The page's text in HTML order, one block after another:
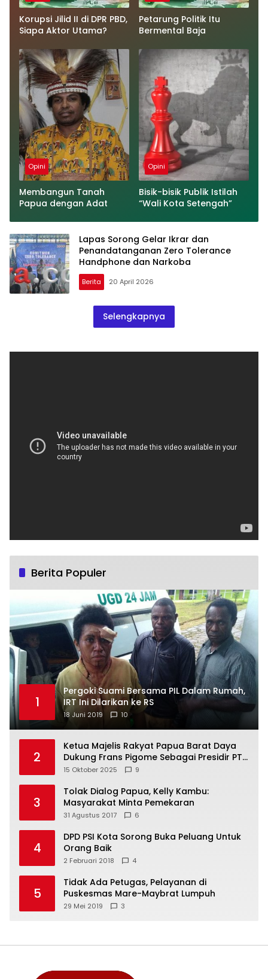
Korupsi Jilid II di DPR PBD,
Siapa Aktor Utama?
Petarung Politik Itu
Bermental Baja
Opini
Membangun Tanah
Papua dengan Adat
Opini
Bisik-bisik Publik Istilah
“Wali Kota Setengah”
Lapas Sorong Gelar Ikrar dan
Penandatanganan Zero Tolerance
Handphone dan Narkoba
Berita 20 April 2026
Selengkapnya
Berita Populer
1
Pergoki Suami Bersama PIL Dalam Rumah,
IRT Ini Dilarikan ke RS
18 Juni 2019 10
2
Ketua Majelis Rakyat Papua Barat Daya
Dukung Frans Pigome Sebagai Presidir PT
Freeport Indonesia
15 Oktober 2025 9
3
Tolak Dialog Papua, Kelly Kambu:
Masyarakat Minta Pemekaran
31 Agustus 2017 6
4
DPD PSI Kota Sorong Buka Peluang Untuk
Orang Baik
2 Februari 2018 4
5
Tidak Ada Petugas, Pelayanan di
Puskesmas Mare-Maybrat Lumpuh
29 Mei 2019 3